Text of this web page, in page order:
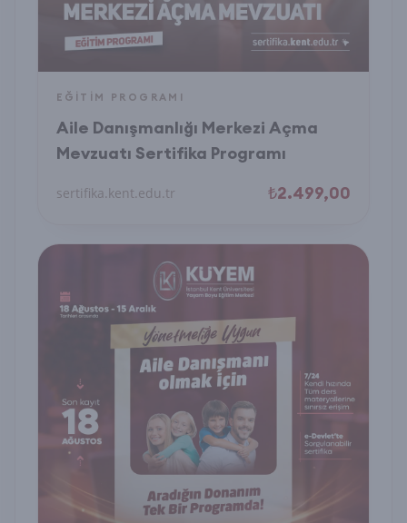
EĞITIM PROGRAMI
Aile Danışmanlığı Merkezi Açma
Mevzuatı Sertifika Programı
sertifika.kent.edu.tr ₺2.499,00